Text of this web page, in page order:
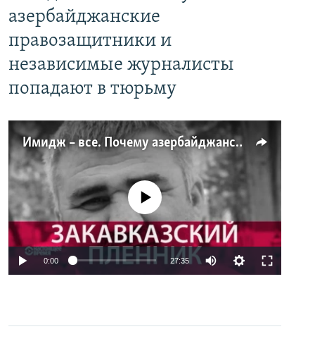
азербайджанские
правозащитники и
независимые журналисты
попадают в тюрьму
Имидж – все. Почему азербайджанские правозащитники и независимые журналисты попадают в тюрьму
No media source currently available
0:00 27:35